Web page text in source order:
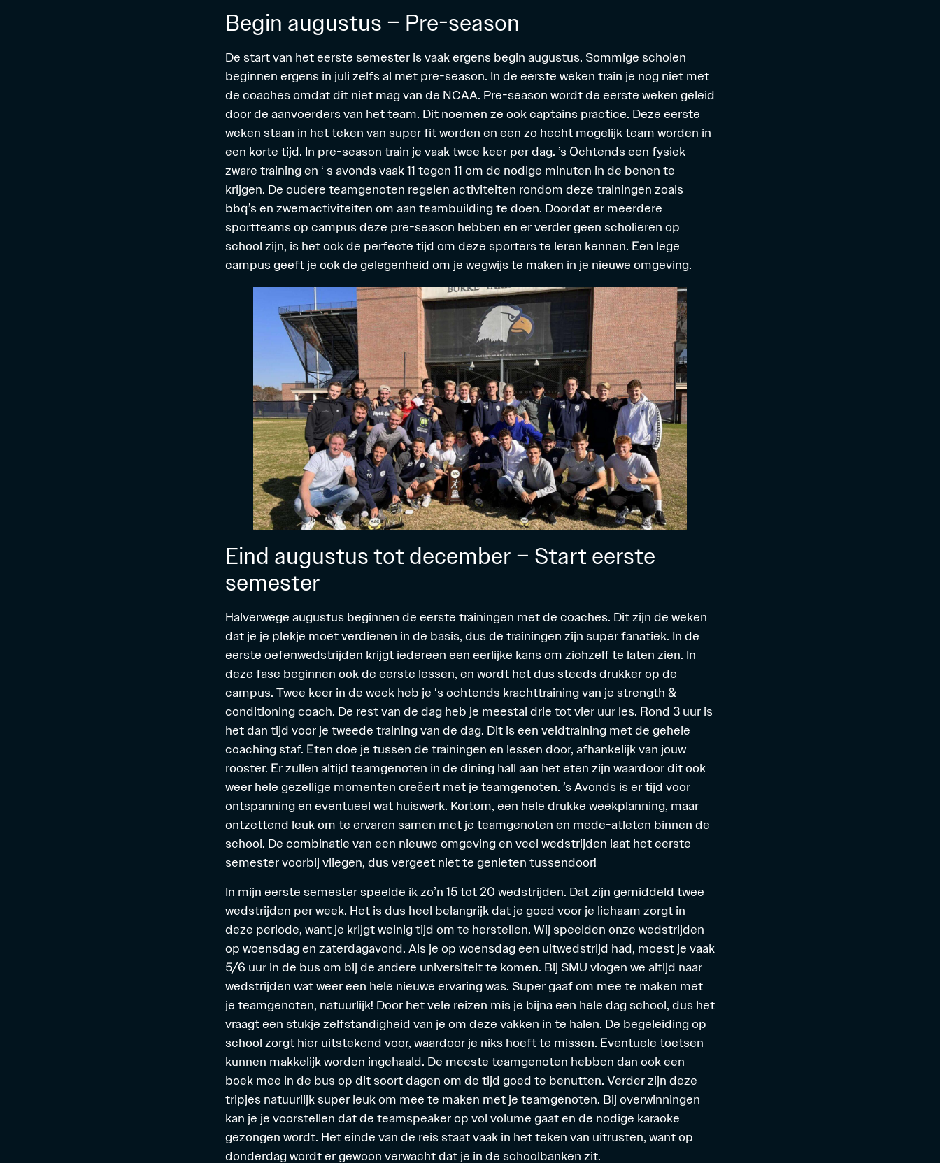
Begin augustus – Pre-season
De start van het eerste semester is vaak ergens begin augustus. Sommige scholen
beginnen ergens in juli zelfs al met pre-season. In de eerste weken train je nog niet met
de coaches omdat dit niet mag van de NCAA. Pre-season wordt de eerste weken geleid
door de aanvoerders van het team. Dit noemen ze ook captains practice. Deze eerste
weken staan in het teken van super fit worden en een zo hecht mogelijk team worden in
een korte tijd. In pre-season train je vaak twee keer per dag. ’s Ochtends een fysiek
zware training en ‘ s avonds vaak 11 tegen 11 om de nodige minuten in de benen te
krijgen. De oudere teamgenoten regelen activiteiten rondom deze trainingen zoals
bbq’s en zwemactiviteiten om aan teambuilding te doen. Doordat er meerdere
sportteams op campus deze pre-season hebben en er verder geen scholieren op
school zijn, is het ook de perfecte tijd om deze sporters te leren kennen. Een lege
campus geeft je ook de gelegenheid om je wegwijs te maken in je nieuwe omgeving.
Eind augustus tot december – Start eerste
semester
Halverwege augustus beginnen de eerste trainingen met de coaches. Dit zijn de weken
dat je je plekje moet verdienen in de basis, dus de trainingen zijn super fanatiek. In de
eerste oefenwedstrijden krijgt iedereen een eerlijke kans om zichzelf te laten zien. In
deze fase beginnen ook de eerste lessen, en wordt het dus steeds drukker op de
campus. Twee keer in de week heb je ‘s ochtends krachttraining van je strength &
conditioning coach. De rest van de dag heb je meestal drie tot vier uur les. Rond 3 uur is
het dan tijd voor je tweede training van de dag. Dit is een veldtraining met de gehele
coaching staf. Eten doe je tussen de trainingen en lessen door, afhankelijk van jouw
rooster. Er zullen altijd teamgenoten in de dining hall aan het eten zijn waardoor dit ook
weer hele gezellige momenten creëert met je teamgenoten. ’s Avonds is er tijd voor
ontspanning en eventueel wat huiswerk. Kortom, een hele drukke weekplanning, maar
ontzettend leuk om te ervaren samen met je teamgenoten en mede-atleten binnen de
school. De combinatie van een nieuwe omgeving en veel wedstrijden laat het eerste
semester voorbij vliegen, dus vergeet niet te genieten tussendoor!
In mijn eerste semester speelde ik zo’n 15 tot 20 wedstrijden. Dat zijn gemiddeld twee
wedstrijden per week. Het is dus heel belangrijk dat je goed voor je lichaam zorgt in
deze periode, want je krijgt weinig tijd om te herstellen. Wij speelden onze wedstrijden
op woensdag en zaterdagavond. Als je op woensdag een uitwedstrijd had, moest je vaak
5/6 uur in de bus om bij de andere universiteit te komen. Bij SMU vlogen we altijd naar
wedstrijden wat weer een hele nieuwe ervaring was. Super gaaf om mee te maken met
je teamgenoten, natuurlijk! Door het vele reizen mis je bijna een hele dag school, dus het
vraagt een stukje zelfstandigheid van je om deze vakken in te halen. De begeleiding op
school zorgt hier uitstekend voor, waardoor je niks hoeft te missen. Eventuele toetsen
kunnen makkelijk worden ingehaald. De meeste teamgenoten hebben dan ook een
boek mee in de bus op dit soort dagen om de tijd goed te benutten. Verder zijn deze
tripjes natuurlijk super leuk om mee te maken met je teamgenoten. Bij overwinningen
kan je je voorstellen dat de teamspeaker op vol volume gaat en de nodige karaoke
gezongen wordt. Het einde van de reis staat vaak in het teken van uitrusten, want op
donderdag wordt er gewoon verwacht dat je in de schoolbanken zit.